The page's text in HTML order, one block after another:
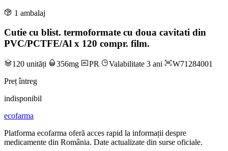
1 ambalaj
Cutie cu blist. termoformate cu doua cavitati din
PVC/PCTFE/Al x 120 compr. film.
120 unități 356mg PR Valabilitate 3 ani
W71284001
Preț întreg
indisponibil
ecofarma
Platforma ecofarma oferă acces rapid la informații despre
medicamente din România. Date actualizate din surse oficiale.